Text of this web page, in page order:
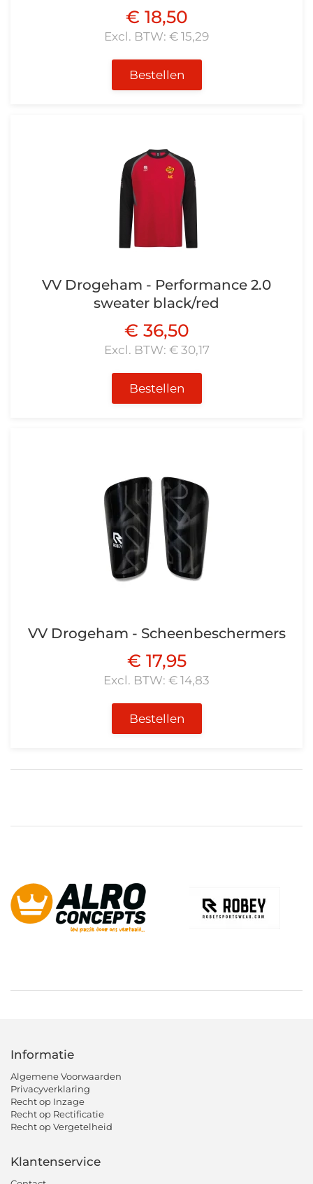
€ 18,50
Excl. BTW: € 15,29
Bestellen
VV Drogeham - Performance 2.0
sweater black/red
€ 36,50
Excl. BTW: € 30,17
Bestellen
VV Drogeham - Scheenbeschermers
€ 17,95
Excl. BTW: € 14,83
Bestellen
Informatie
Algemene Voorwaarden
Privacyverklaring
Recht op Inzage
Recht op Rectificatie
Recht op Vergetelheid
Klantenservice